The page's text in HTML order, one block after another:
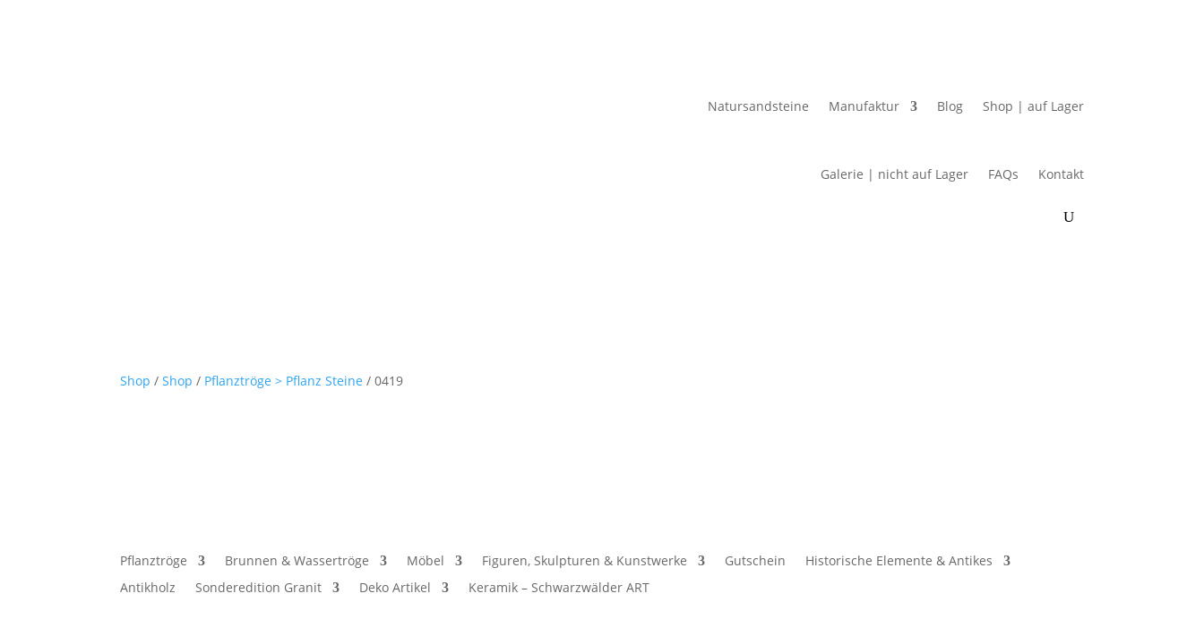
Natursandsteine Manufaktur Blog Shop | auf Lager
Galerie | nicht auf Lager FAQs Kontakt
Shop /Shop / Pflanztröge > Pflanz Steine / 0419
Pflanztröge Brunnen & Wassertröge Möbel Figuren, Skulpturen & Kunstwerke Gutschein
Historische Elemente & Antikes
Antikholz
Sonderedition Granit Deko Artikel Keramik – Schwarzwälder ART